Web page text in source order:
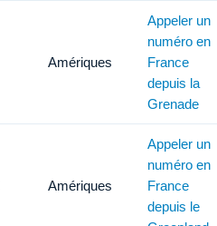
Amériques
Appeler un
numéro en
France
depuis la
Grenade
Amériques
Appeler un
numéro en
France
depuis le